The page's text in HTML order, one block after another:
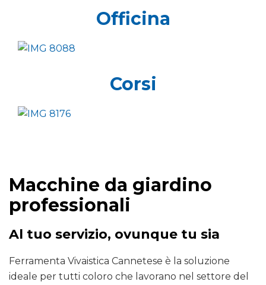
Officina
Corsi
Macchine da giardino
professionali
Al tuo servizio, ovunque tu sia
Ferramenta Vivaistica Cannetese è la soluzione
ideale per tutti coloro che lavorano nel settore del